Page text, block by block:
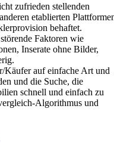
zufrieden stellenden
etablierten
behaftet.
Faktoren wie
Inserate ohne Bilder,
Käufer auf einfache Art und
und die Suche, die
schnell und einfach zu
Algorithmus und